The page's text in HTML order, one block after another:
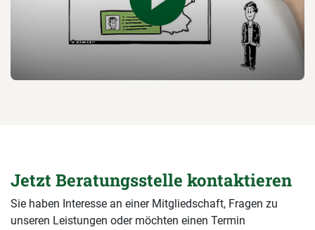
Jetzt Beratungsstelle kontaktieren
Sie haben Interesse an einer Mitgliedschaft, Fragen zu
unseren Leistungen oder möchten einen Termin